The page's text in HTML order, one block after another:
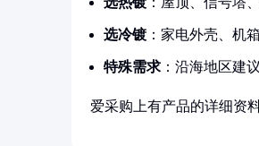
选冷镀 ：家电外壳、机
特殊需求 ：沿海地区建
爱采购上有产品的详细资